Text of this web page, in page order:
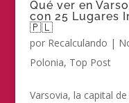
Qué ver en
con 25 Lugares
🇵🇱
por Recalculando |
Polonia, Top Post
Varsovia, la capital